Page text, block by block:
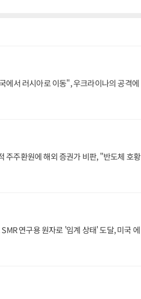
에서 러시아로 이동", 우크라이나의 공격에
주주환원에 해외 증권가 비판, "반도체 호황
연구용 원자로 '임계 상태' 도달, 미국 에